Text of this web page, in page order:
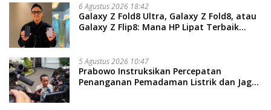
6 Agustus 2026 18:42
Galaxy Z Fold8 Ultra, Galaxy Z Fold8, atau
Galaxy Z Flip8: Mana HP Lipat Terbaik
5 Agustus 2026 10:47
Prabowo Instruksikan Percepatan
Penanganan Pemadaman Listrik dan Jaga